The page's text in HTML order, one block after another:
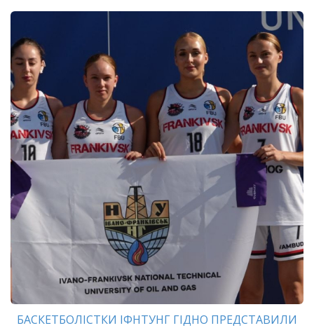
БАСКЕТБОЛІСТКИ ІФНТУНГ ГІДНО ПРЕДСТАВИЛИ